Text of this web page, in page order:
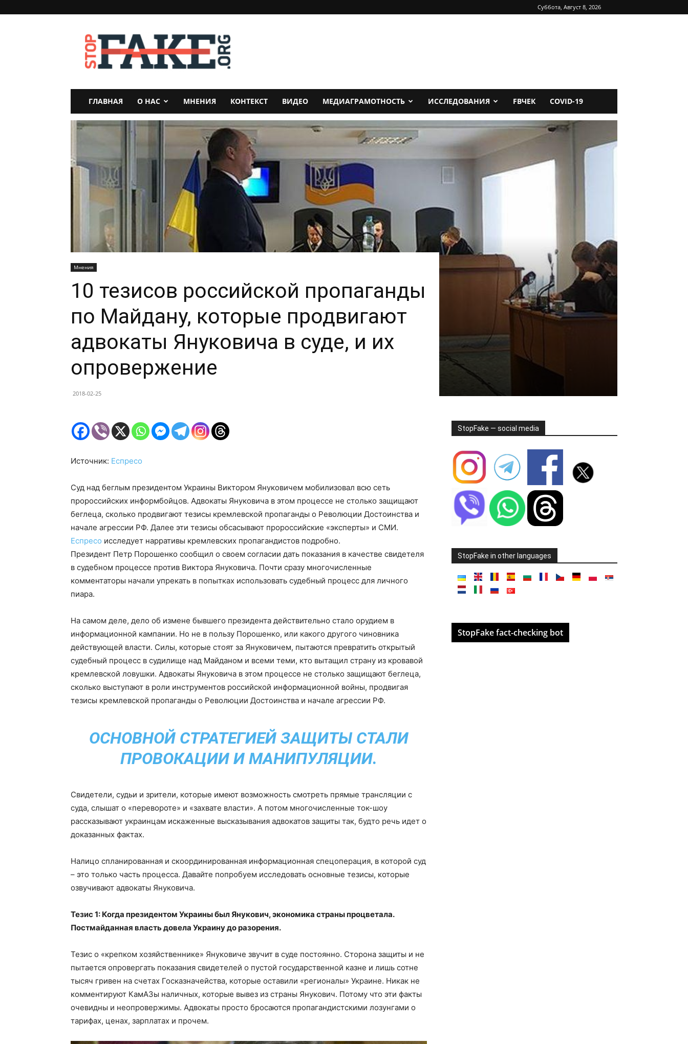
Суббота, Август 8, 2026
StopFake
ГЛАВНАЯ О НАС МНЕНИЯ КОНТЕКСТ ВИДЕО МЕДИАГРАМОТНОСТЬ ИССЛЕДОВАНИЯ FBЧЕК COVID-19
Мнения
10 тезисов российской пропаганды
по Майдану, которые продвигают
адвокаты Януковича в суде, и их
опровержение
2018-02-25
Источник: Еспресо
Суд над беглым президентом Украины Виктором Януковичем мобилизовал всю сеть
пророссийских информбойцов. Адвокаты Януковича в этом процессе не столько защищают
беглеца, сколько продвигают тезисы кремлевской пропаганды о Революции Достоинства и
начале агрессии РФ. Далее эти тезисы обсасывают пророссийские «эксперты» и СМИ.
Еспресо исследует нарративы кремлевских пропагандистов подробно.
Президент Петр Порошенко сообщил о своем согласии дать показания в качестве свидетеля
в судебном процессе против Виктора Януковича. Почти сразу многочисленные
комментаторы начали упрекать в попытках использовать судебный процесс для личного
пиара.
На самом деле, дело об измене бывшего президента действительно стало орудием в
информационной кампании. Но не в пользу Порошенко, или какого другого чиновника
действующей власти. Силы, которые стоят за Януковичем, пытаются превратить открытый
судебный процесс в судилище над Майданом и всеми теми, кто вытащил страну из кровавой
кремлевской ловушки. Адвокаты Януковича в этом процессе не столько защищают беглеца,
сколько выступают в роли инструментов российской информационной войны, продвигая
тезисы кремлевской пропаганды о Революции Достоинства и начале агрессии РФ.
ОСНОВНОЙ СТРАТЕГИЕЙ ЗАЩИТЫ СТАЛИ
ПРОВОКАЦИИ И МАНИПУЛЯЦИИ.
Свидетели, судьи и зрители, которые имеют возможность смотреть прямые трансляции с
суда, слышат о «перевороте» и «захвате власти». А потом многочисленные ток-шоу
рассказывают украинцам искаженные высказывания адвокатов защиты так, будто речь идет о
доказанных фактах.
Налицо спланированная и скоординированная информационная спецоперация, в которой суд
– это только часть процесса. Давайте попробуем исследовать основные тезисы, которые
озвучивают адвокаты Януковича.
Тезис 1: Когда президентом Украины был Янукович, экономика страны процветала.
Постмайданная власть довела Украину до разорения.
Тезис о «крепком хозяйственнике» Януковиче звучит в суде постоянно. Сторона защиты и не
пытается опровергать показания свидетелей о пустой государственной казне и лишь сотне
тысяч гривен на счетах Госказначейства, которые оставили «регионалы» Украине. Никак не
комментируют КамАЗы наличных, которые вывез из страны Янукович. Потому что эти факты
очевидны и неопровержимы. Адвокаты просто бросаются пропагандистскими лозунгами о
тарифах, ценах, зарплатах и прочем.
StopFake — social media
StopFake in other languages
StopFake fact-checking bot